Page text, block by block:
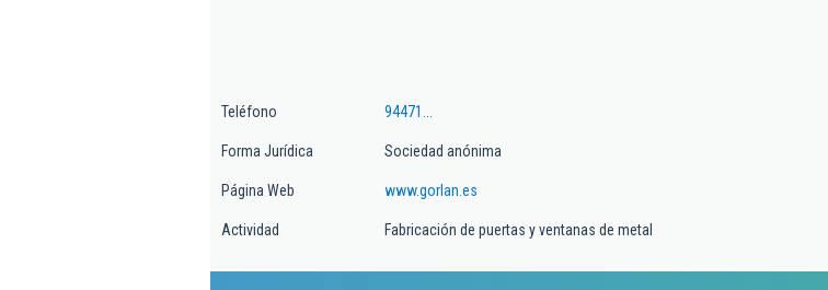
Teléfono 94471...
Forma Jurídica Sociedad anónima
Página Web www.gorlan.es
Actividad Fabricación de puertas y ventanas de metal